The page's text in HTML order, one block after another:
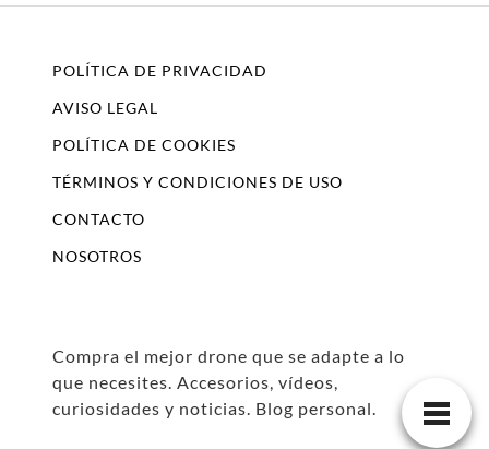
POLÍTICA DE PRIVACIDAD
AVISO LEGAL
POLÍTICA DE COOKIES
TÉRMINOS Y CONDICIONES DE USO
CONTACTO
NOSOTROS
Compra el mejor drone que se adapte a lo
que necesites. Accesorios, vídeos,
curiosidades y noticias. Blog personal.